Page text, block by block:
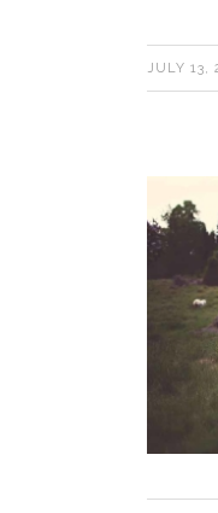
JULY 13,